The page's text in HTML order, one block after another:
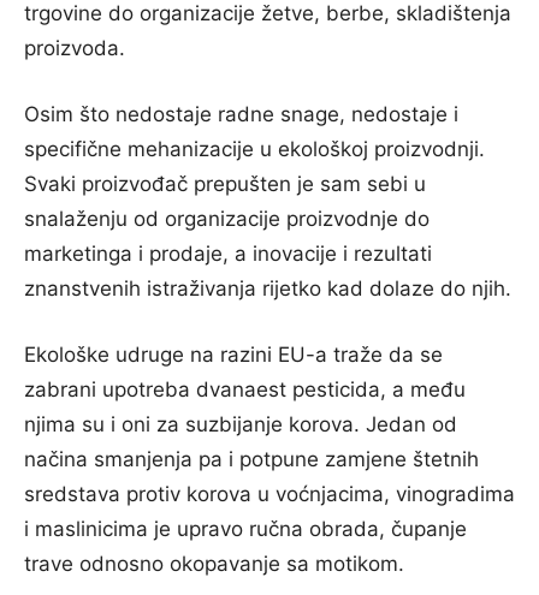
trgovine do organizacije žetve, berbe, skladištenja
proizvoda.
Osim što nedostaje radne snage, nedostaje i
specifične mehanizacije u ekološkoj proizvodnji.
Svaki proizvođač prepušten je sam sebi u
snalaženju od organizacije proizvodnje do
marketinga i prodaje, a inovacije i rezultati
znanstvenih istraživanja rijetko kad dolaze do njih.
Ekološke udruge na razini EU-a traže da se
zabrani upotreba dvanaest pesticida, a među
njima su i oni za suzbijanje korova. Jedan od
načina smanjenja pa i potpune zamjene štetnih
sredstava protiv korova u voćnjacima, vinogradima
i maslinicima je upravo ručna obrada, čupanje
trave odnosno okopavanje sa motikom.